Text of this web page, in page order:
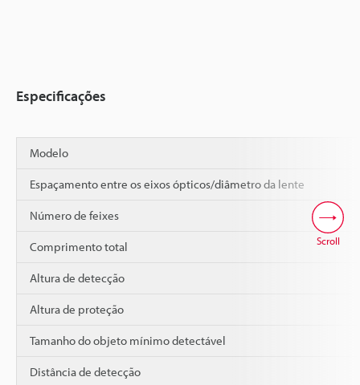
Especificações
Modelo
Espaçamento entre os eixos ópticos/diâmetro da lente
Número de feixes
Comprimento total
Altura de detecção
Altura de proteção
Tamanho do objeto mínimo detectável
Distância de detecção
Scroll